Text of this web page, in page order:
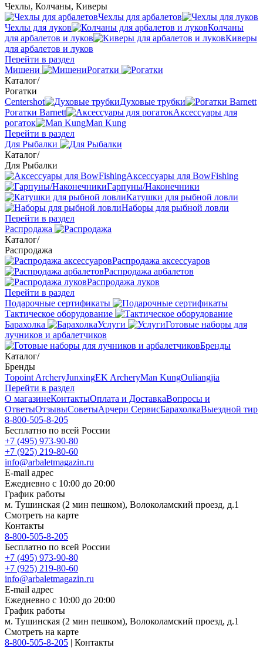
Чехлы, Колчаны, Киверы
Чехлы для арбалетов
Чехлы для луков
Колчаны
для арбалетов и луков
Киверы
для арбалетов и луков
Перейти в раздел
Мишени
Рогатки
Каталог/
Рогатки
Centershot
Духовые трубки
Рогатки Barnett
Аксессуары для
рогаток
Man Kung
Перейти в раздел
Для Рыбалки
Каталог/
Для Рыбалки
Аксессуары для BowFishing
Гарпуны/Наконечники
Катушки для рыбной ловли
Наборы для рыбной ловли
Перейти в раздел
Распродажа
Каталог/
Распродажа
Распродажа аксессуаров
Распродажа арбалетов
Распродажа луков
Перейти в раздел
Подарочные сертификаты
Тактическое оборудование
Барахолка
Услуги
Готовые наборы для
лучников и арбалетчиков
Бренды
Каталог/
Бренды
Topoint ArcheryJunxingEK ArcheryMan KungOuliangjia
Перейти в раздел
О магазинеКонтактыОплата и ДоставкаВопросы и
ОтветыОтзывыСоветыАрчери СервисБарахолкаВыездной тир
8-800-505-8-205
Бесплатно по всей России
+7 (495) 973-90-80
+7 (925) 219-80-60
info@arbaletmagazin.ru
E-mail адрес
Ежедневно с 10:00 до 20:00
График работы
м. Тушинская (2 мин пешком), Волоколамский проезд, д.1
Смотреть на карте
Контакты
8-800-505-8-205
Бесплатно по всей России
+7 (495) 973-90-80
+7 (925) 219-80-60
info@arbaletmagazin.ru
E-mail адрес
Ежедневно с 10:00 до 20:00
График работы
м. Тушинская (2 мин пешком), Волоколамский проезд, д.1
Смотреть на карте
8-800-505-8-205 | Контакты